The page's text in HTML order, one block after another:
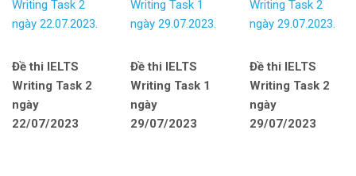
Đề thi IELTS
Writing Task 2
ngày
22/07/2023
Đề thi IELTS
Writing Task 1
ngày
29/07/2023
Đề thi IELTS
Writing Task 2
ngày
29/07/2023